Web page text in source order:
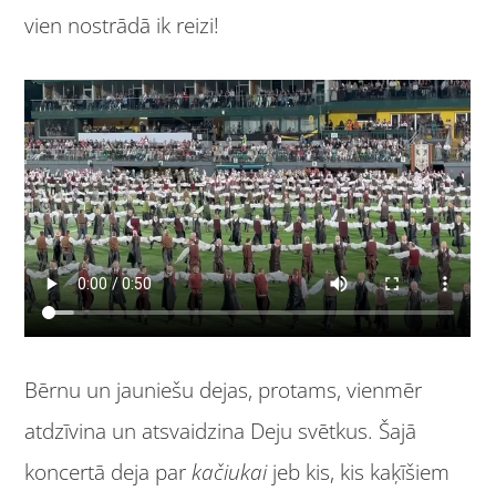
vien nostrādā ik reizi!
Bērnu un jauniešu dejas, protams, vienmēr
atdzīvina un atsvaidzina Deju svētkus. Šajā
koncertā deja parkačiukaijeb kis, kis kaķīšiem